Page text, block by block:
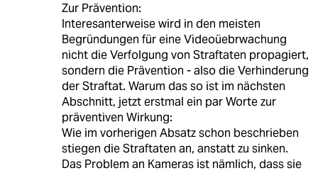
Zur Prävention:
Interesanterweise wird in den meisten
Begründungen für eine Videoüebrwachung
nicht die Verfolgung von Straftaten propagiert,
sondern die Prävention - also die Verhinderung
der Straftat. Warum das so ist im nächsten
Abschnitt, jetzt erstmal ein par Worte zur
präventiven Wirkung:
Wie im vorherigen Absatz schon beschrieben
stiegen die Straftaten an, anstatt zu sinken.
Das Problem an Kameras ist nämlich, dass sie